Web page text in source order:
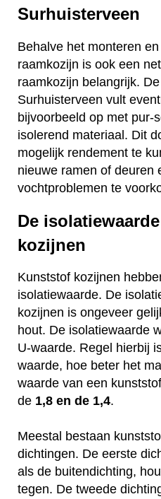
Surhuisterveen
Behalve het monteren
raamkozijn is ook een
raamkozijn belangrijk.
Surhuisterveen vult
bijvoorbeeld op met pur-
isolerend materiaal. Dit
mogelijk rendement te
nieuwe ramen of deuren
vochtproblemen te
De
kozijnen
Kunststof kozijnen
isolatiewaarde. De
kozijnen is ongeveer
hout. De isolatiewaarde
U-waarde. Regel hierbij
waarde, hoe beter het
waarde van een
de 1,8 en de 1,4.
Meestal bestaan
dichtingen. De eerste
als de buitendichting,
tegen. De tweede